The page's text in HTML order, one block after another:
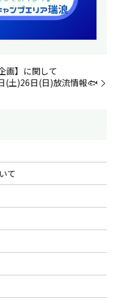
画】に関して
(土)26日(日)放流情報🐟
て